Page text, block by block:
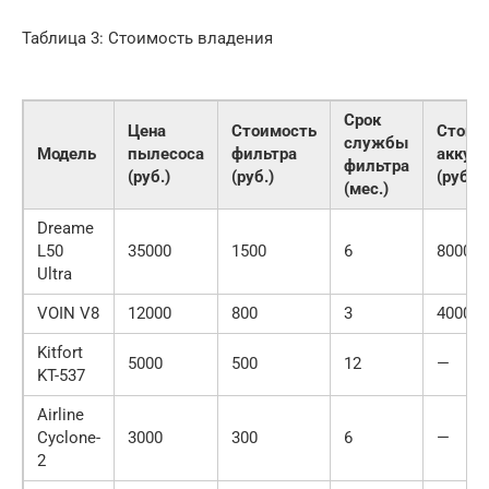
Таблица 3: Стоимость владения
Модель
Цена
пылесоса
(руб.)
Стоимость
фильтра
(руб.)
Срок
службы
фильтра
(мес.)
(руб.)
Dreame
L50
Ultra
35000 1500 6 8000
VOIN V8 12000 800 3
4000
Kitfort
KT-537
5000 500 12 —
Airline
Cyclone-
2
3000 300 6 —